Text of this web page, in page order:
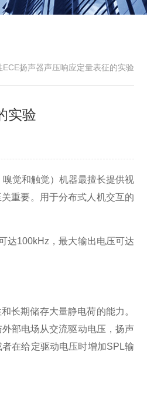
扬声器声压响应定量表征的实验
实验
觉和触觉）机器最擅长提供视
重要。用于分布式人机交互的
100kHz，最大输出电压可达
长期储存大量静电荷的能力。
部电场从交流驱动电压，扬声
在给定驱动电压时增加SPL输